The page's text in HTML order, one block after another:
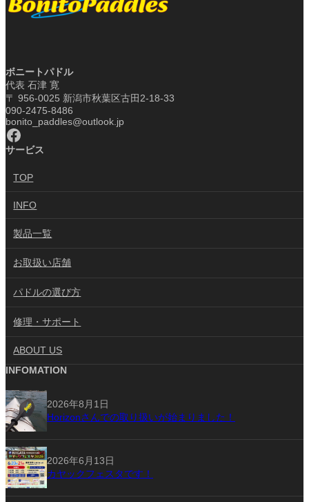
ボニートパドル
代表 石津 寛
〒 956-0025 新潟市秋葉区古田2-18-33
090-2475-8486
bonito_paddles@outlook.jp
Facebook
サービス
TOP
INFO
製品一覧
お取扱い店舗
パドルの選び方
修理・サポート
ABOUT US
INFOMATION
2026年8月1日
Horizonさんでの取り扱いが始まりました！
2026年6月13日
カヤックフェスタです！